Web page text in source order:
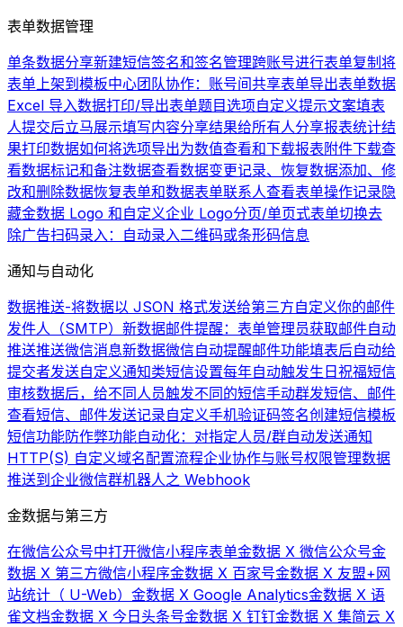
表单数据管理
单条数据分享新建短信签名和签名管理跨账号进行表单复制将
表单上架到模板中心团队协作：账号间共享表单导出表单数据
Excel 导入数据打印/导出表单题目选项自定义提示文案填表
人提交后立马展示填写内容分享结果给所有人分享报表统计结
果打印数据如何将选项导出为数值查看和下载报表附件下载查
看数据标记和备注数据查看数据变更记录、恢复数据添加、修
改和删除数据恢复表单和数据表单联系人查看表单操作记录隐
藏金数据 Logo 和自定义企业 Logo分页/单页式表单切换去
除广告扫码录入：自动录入二维码或条形码信息
通知与自动化
数据推送-将数据以 JSON 格式发送给第三方自定义你的邮件
发件人（SMTP） 新数据邮件提醒：表单管理员获取邮件自动
推送推送微信消息新数据微信自动提醒邮件功能填表后自动给
提交者发送自定义通知类短信设置每年自动触发生日祝福短信
审核数据后，给不同人员触发不同的短信手动群发短信、邮件
查看短信、邮件发送记录自定义手机验证码签名创建短信模板
短信功能防作弊功能自动化：对指定人员/群自动发送通知
HTTP(S) 自定义域名配置流程企业协作与账号权限管理数据
推送到企业微信群机器人之 Webhook
金数据与第三方
在微信公众号中打开微信小程序表单金数据 X 微信公众号金
数据 X 第三方微信小程序金数据 X 百家号金数据 X 友盟+网
站统计（ U-Web） 金数据 X Google Analytics金数据 X 语
雀文档金数据 X 今日头条号金数据 X 钉钉金数据 X 集简云 X